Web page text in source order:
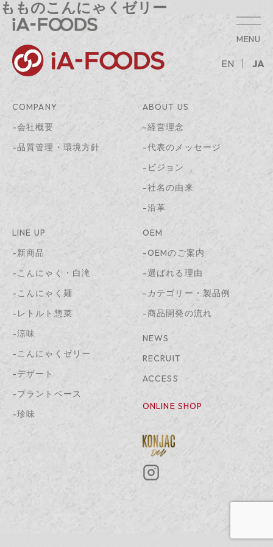
MENU
EN JA
もものこんにゃくゼリー
COMPANY
-会社概要
-品質管理・環境方針
ABOUT US
-経営理念
-代表のメッセージ
-ビジョン
-社名の由来
-沿革
LINE UP
-新商品
-こんにゃく・白滝
-こんにゃく麺
-レトルト惣菜
-涼味
-こんにゃくゼリー
-デザート
-プラントベース
-珍味
OEM
-OEMのご案内
-選ばれる理由
-カテゴリー・製品例
-商品開発の流れ
NEWS
RECRUIT
ACCESS
ONLINE SHOP